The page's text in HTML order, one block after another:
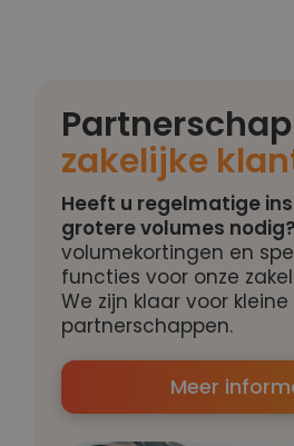
zakelijke
Heeft u regelmatige
grotere volumes nodig?
volumekortingen en
functies voor onze
We zijn klaar voor
partnerschappen.
Meer